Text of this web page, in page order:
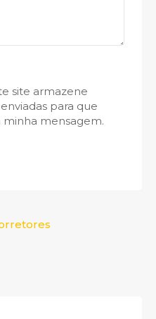
site armazene
para que
mensagem.